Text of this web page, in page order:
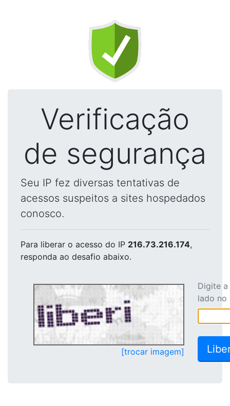
Verificação
de segurança
Seu IP fez diversas tentativas de
acessos suspeitos a sites hospedados
conosco.
Para liberar o acesso do IP 216.73.216.174,
responda ao desafio abaixo.
[trocar imagem]
Digite
lado no